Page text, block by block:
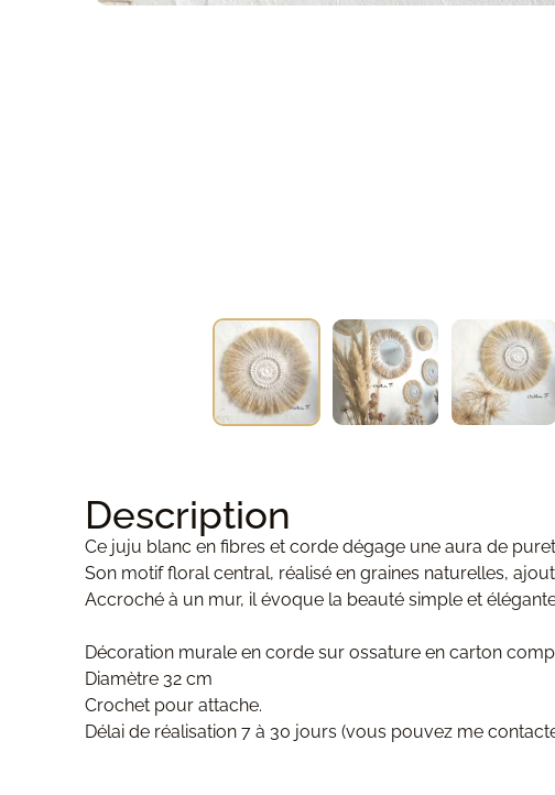
Description
Ce juju blanc en fibres et corde dégage une aura de
Son motif floral central, réalisé en graines naturelles,
Accroché à un mur, il évoque la beauté simple et
Décoration murale en corde sur ossature en carton
Diamètre 32 cm
Crochet pour attache.
Délai de réalisation 7 à 30 jours (vous pouvez me